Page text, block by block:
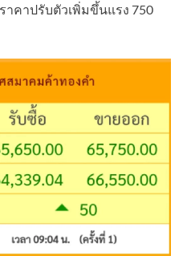
าคาปรับตัวเพิ่มขึ้นแรง 750